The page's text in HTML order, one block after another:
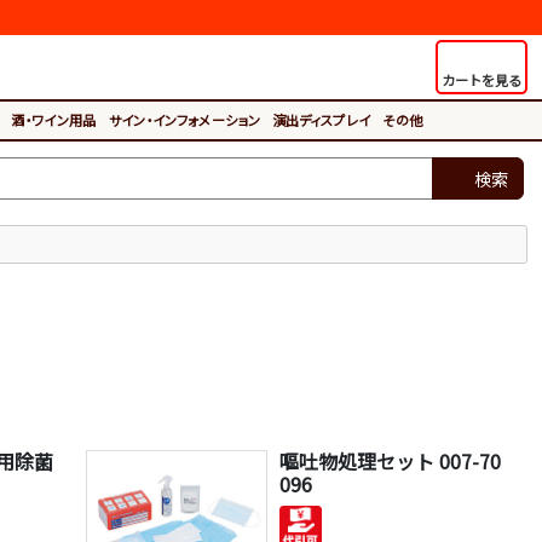
カートを見る
酒・ワイン用品 サイン・インフォメーション 演出ディスプレイ その他
検索
除菌 嘔吐物処理セット 007-70
096